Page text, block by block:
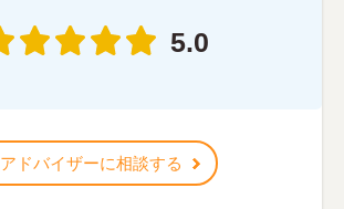
5.0
アドバイザーに相談する